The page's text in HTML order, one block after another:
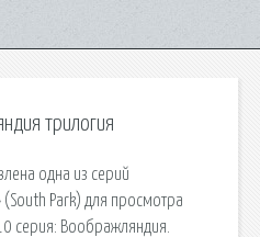
трилогия
одна из серий
Park) для просмотра
серия: Воображляндия.